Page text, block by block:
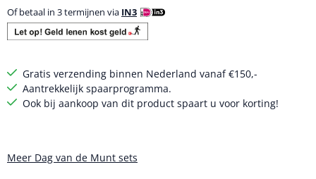
Of betaal in 3 termijnen via IN3
Gratis verzending binnen Nederland vanaf €150,-
Aantrekkelijk spaarprogramma.
Ook bij aankoop van dit product spaart u voor korting!
Meer Dag van de Munt sets